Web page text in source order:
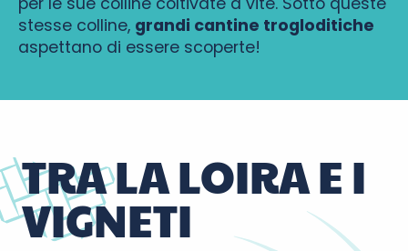
stesse colline, grandi cantine trogloditiche
aspettano di essere scoperte!
TRA LA LOIRA E I
VIGNETI